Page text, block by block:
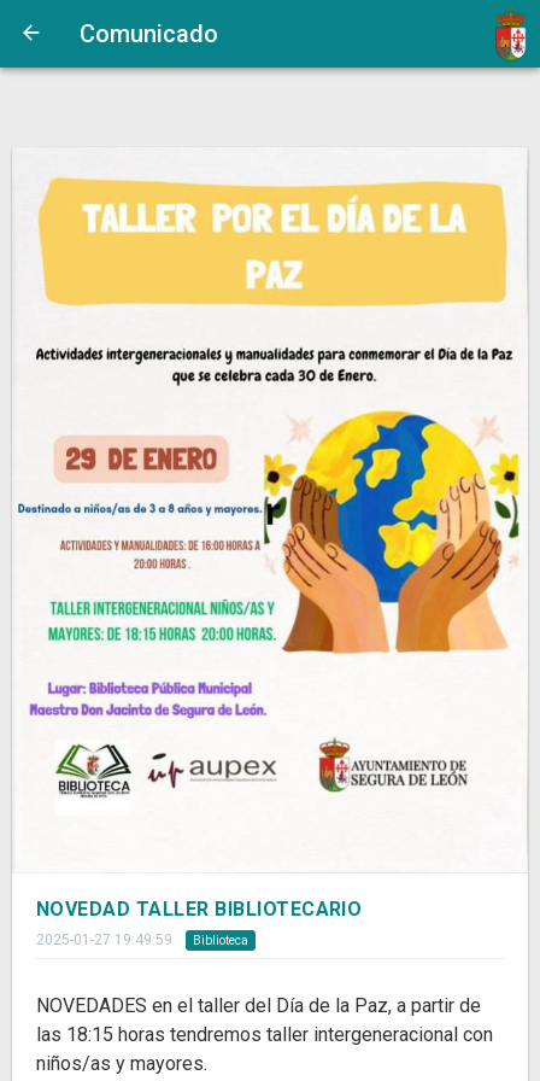
Comunicado
NOVEDAD TALLER BIBLIOTECARIO
2025-01-27 19:49:59 Biblioteca
NOVEDADES en el taller del Día de la Paz, a partir de
las 18:15 horas tendremos taller intergeneracional con
niños/as y mayores.